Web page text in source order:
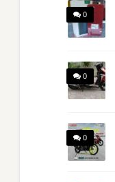
0
0
0